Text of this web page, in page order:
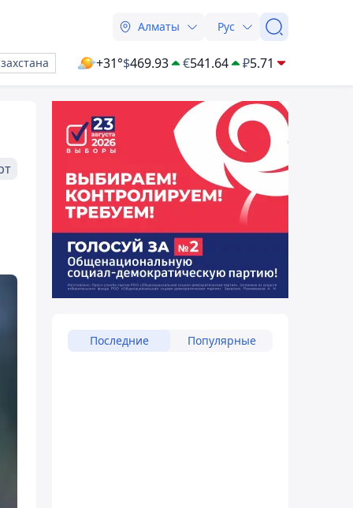
Алматы Рус
+31°$469.93 €541.64 ₽5.71
Последние Популярные